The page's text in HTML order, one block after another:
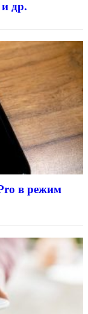
др.
в режим